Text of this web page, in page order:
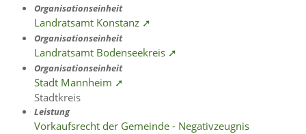
Organisationseinheit
Landratsamt Konstanz ➚
Organisationseinheit
Landratsamt Bodenseekreis ➚
Organisationseinheit
Stadt Mannheim ➚
Stadtkreis
Leistung
Vorkaufsrecht der Gemeinde - Negativzeugnis